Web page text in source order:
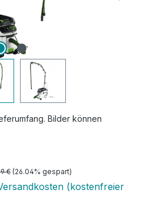
Bilder können
Preis:
€ (26.04% gespart)
(kostenfreier